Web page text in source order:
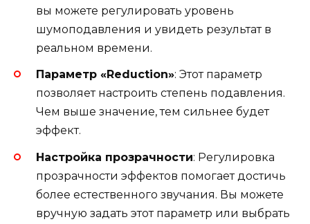
вы можете регулировать уровень
шумоподавления и увидеть результат в
реальном времени.
Параметр «Reduction»: Этот параметр
позволяет настроить степень подавления.
Чем выше значение, тем сильнее будет
эффект.
Настройка прозрачности: Регулировка
прозрачности эффектов помогает достичь
более естественного звучания. Вы можете
вручную задать этот параметр или выбрать